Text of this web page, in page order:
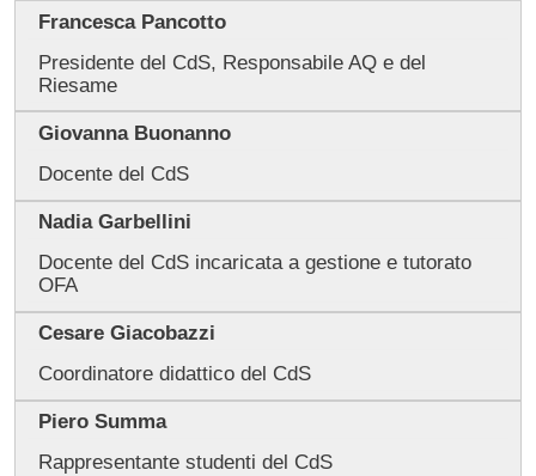
Francesca Pancotto
Presidente del CdS, Responsabile AQ e del
Riesame
Giovanna Buonanno
Docente del CdS
Nadia Garbellini
Docente del CdS incaricata a gestione e tutorato
OFA
Cesare Giacobazzi
Coordinatore didattico del CdS
Piero Summa
Rappresentante studenti del CdS